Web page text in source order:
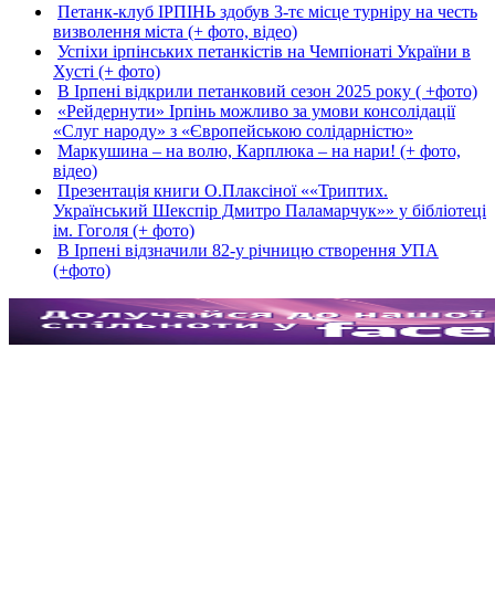
Петанк-клуб ІРПІНЬ здобув 3-тє місце турніру на честь
визволення міста (+ фото, відео)
Успіхи ірпінських петанкістів на Чемпіонаті України в
Хусті (+ фото)
В Ірпені відкрили петанковий сезон 2025 року ( +фото)
«Рейдернути» Ірпінь можливо за умови консолідації
«Слуг народу» з «Європейською солідарністю»
Маркушина – на волю, Карплюка – на нари! (+ фото,
відео)
Презентація книги О.Плаксіної ««Триптих.
Український Шекспір Дмитро Паламарчук»» у бібліотеці
ім. Гоголя (+ фото)
В Ірпені відзначили 82-у річницю створення УПА
(+фото)